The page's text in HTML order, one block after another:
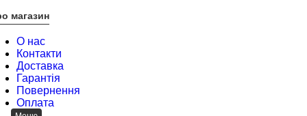
магазин
О нас
Контакти
Доставка
Гарантія
Повернення
Оплата